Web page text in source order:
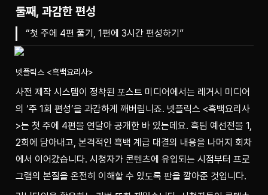
둘째, 과감한 편성
“첫 주에 4편 풀기, 1편에 3시간 편성하기”
넷플릭스 <흑백요리사>
사전 제작 시스템이 정착된 포스트 미디어에서는 레거시 미디어
의 ‘주 1회 편성’을 과감하게 깨버립니죠. 넷플릭스 <흑백요리사
>는 첫 주에 4편을 연달아 공개한 바 있는데요. 흑팀 예선전을 1,
2회에 담아내고, 본격적인 흑백 계급 대결의 내용을 나머지 회차
에서 이어갔습니다. 시청자가 콘텐츠에 유입되는 시점부터 프로
그램의 본질을 온전히 이해할 수 있도록 판을 깔아준 것입니다.